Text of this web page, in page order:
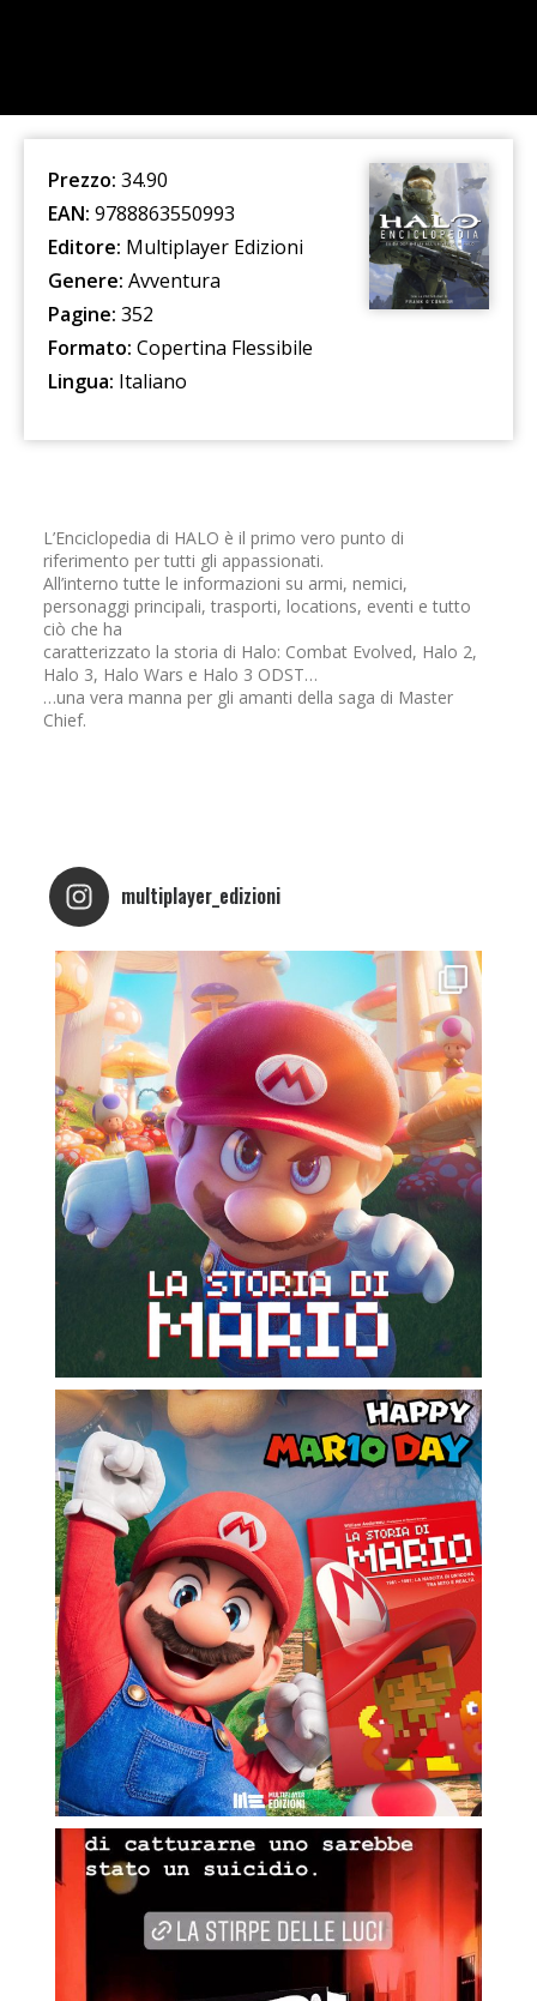
Prezzo: 34.90
EAN: 9788863550993
Editore: Multiplayer Edizioni
Genere: Avventura
Pagine: 352
Formato: Copertina Flessibile
Lingua: Italiano
L’Enciclopedia di HALO è il primo vero punto di
riferimento per tutti gli appassionati.
All’interno tutte le informazioni su armi, nemici,
personaggi principali, trasporti, locations, eventi e tutto
ciò che ha
caratterizzato la storia di Halo: Combat Evolved, Halo 2,
Halo 3, Halo Wars e Halo 3 ODST…
…una vera manna per gli amanti della saga di Master
Chief.
multiplayer_edizioni